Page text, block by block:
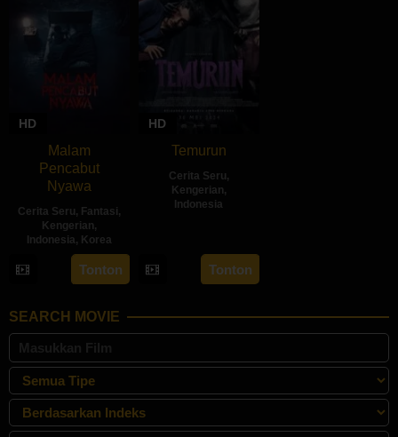
HD
Malam
Pencabut
Nyawa
Cerita Seru, Fantasi,
Kengerian,
Indonesia, Korea
22
May
Sidharta
Tata
Tonton
HD
Temurun
Cerita Seru,
Kengerian,
Indonesia
May
2024
Syarafina
Tonton
SEARCH MOVIE